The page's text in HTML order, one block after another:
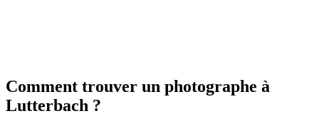
Comment trouver un photographe à
Lutterbach ?